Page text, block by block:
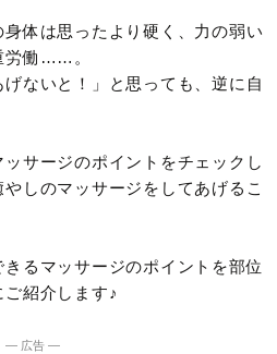
体は思ったより硬く、力の弱い
労働……。
げないと！」と思っても、逆に自
サージのポイントをチェックし
しのマッサージをしてあげるこ
るマッサージのポイントを部位
紹介します♪
― 広告 ―